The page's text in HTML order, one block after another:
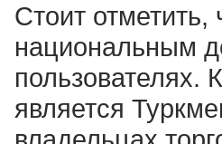
Стоит отметить,
национальным
пользователях.
является